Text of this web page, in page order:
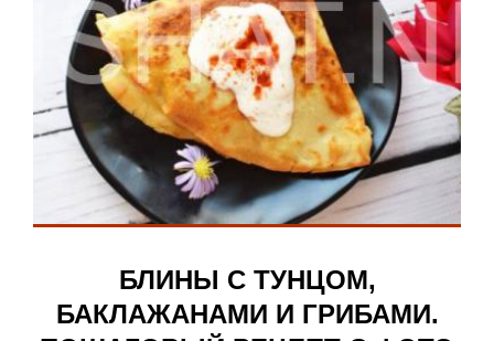
БЛИНЫ С ТУНЦОМ,
БАКЛАЖАНАМИ И ГРИБАМИ.